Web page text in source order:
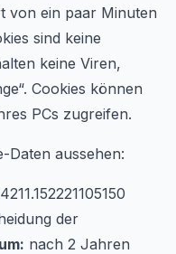
von ein paar Minuten
sind keine
keine Viren,
Cookies können
PCs zugreifen.
Daten aussehen:
der
nach 2 Jahren